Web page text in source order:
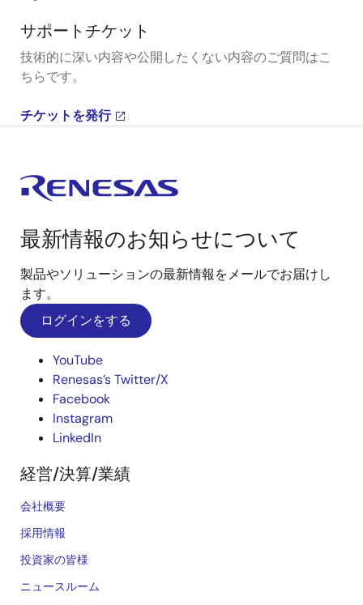
サポートチケット
技術的に深い内容や公開したくない内容のご質問はこ
ちらです。
チケットを発行
最新情報のお知らせについて
製品やソリューションの最新情報をメールでお届けし
ます。
ログインをする
YouTube
Renesas’s Twitter/X
Facebook
Instagram
LinkedIn
経営/決算/業績
会社概要
採用情報
投資家の皆様
ニュースルーム